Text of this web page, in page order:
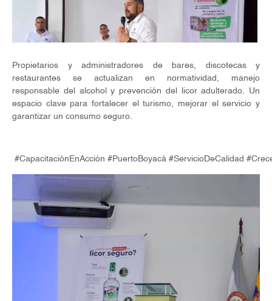
Propietarios y administradores de bares, discotecas y
restaurantes se actualizan en normatividad, manejo
responsable del alcohol y prevención del licor adulterado. Un
espacio clave para fortalecer el turismo, mejorar el servicio y
garantizar un consumo seguro.
#CapacitaciónEnAcción #PuertoBoyacá #ServicioDeCalidad